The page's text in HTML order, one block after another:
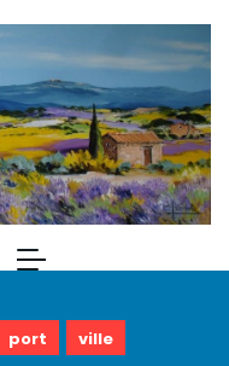
port ville